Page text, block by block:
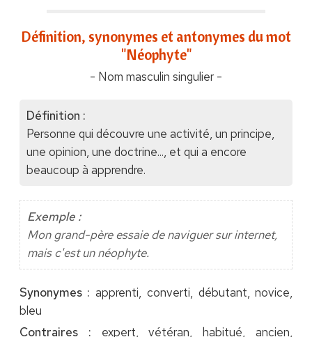
Définition, synonymes et antonymes du mot
"Néophyte"
- Nom masculin singulier -
Définition :
Personne qui découvre une activité, un principe,
une opinion, une doctrine..., et qui a encore
beaucoup à apprendre.
Exemple :
Mon grand-père essaie de naviguer sur internet,
mais c'est un néophyte.
Synonymes : apprenti, converti, débutant, novice,
bleu
Contraires : expert, vétéran, habitué, ancien,